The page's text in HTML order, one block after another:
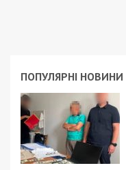
ПОПУЛЯРНІ НОВИНИ